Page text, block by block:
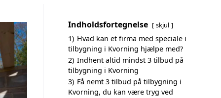
Indholdsfortegnelse skjul
1) Hvad kan et firma med speciale i
tilbygning i Kvorning hjælpe med?
2) Indhent altid mindst 3 tilbud på
tilbygning i Kvorning
3) Få nemt 3 tilbud på tilbygning i
Kvorning, du kan være tryg ved